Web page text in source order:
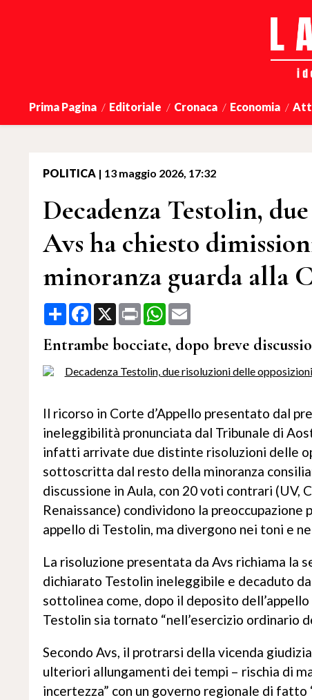
Prima Pagina Editoriale Cronaca Economia
POLITICA | 13 maggio 2026, 17:32
Decadenza Testolin,
Avs ha chiesto
minoranza guarda alla
Share Facebook
X Print WhatsApp
Entrambe bocciate, dopo breve
Il ricorso in Corte d’Appello presentato dal
ineleggibilità pronunciata dal Tribunale di
infatti arrivate due distinte risoluzioni delle
sottoscritta dal resto della minoranza
discussione in Aula, con 20 voti contrari (UV,
Renaissance) condividono la
appello di Testolin, ma divergono nei toni e
La risoluzione presentata da Avs richiama la
dichiarato Testolin ineleggibile e decaduto
sottolinea come, dopo il deposito
Testolin sia tornato “nell’esercizio ordinario
Secondo Avs, il protrarsi della vicenda
ulteriori allungamenti dei tempi – rischia di
incertezza” con un governo regionale di fatto